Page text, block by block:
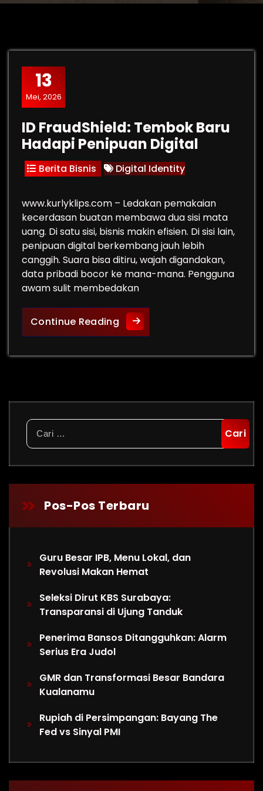
13
Mei, 2026
ID FraudShield: Tembok Baru
Hadapi Penipuan Digital
Berita Bisnis Digital Identity
www.kurlyklips.com – Ledakan pemakaian
kecerdasan buatan membawa dua sisi mata
uang. Di satu sisi, bisnis makin efisien. Di sisi lain,
penipuan digital berkembang jauh lebih
canggih. Suara bisa ditiru, wajah digandakan,
data pribadi bocor ke mana-mana. Pengguna
awam sulit membedakan
Continue ReadingID FraudShield: Tembok
Cari
untuk:
Pos-Pos Terbaru
Guru Besar IPB, Menu Lokal, dan
Revolusi Makan Hemat
Seleksi Dirut KBS Surabaya:
Transparansi di Ujung Tanduk
Penerima Bansos Ditangguhkan: Alarm
Serius Era Judol
GMR dan Transformasi Besar Bandara
Kualanamu
Rupiah di Persimpangan: Bayang The
Fed vs Sinyal PMI